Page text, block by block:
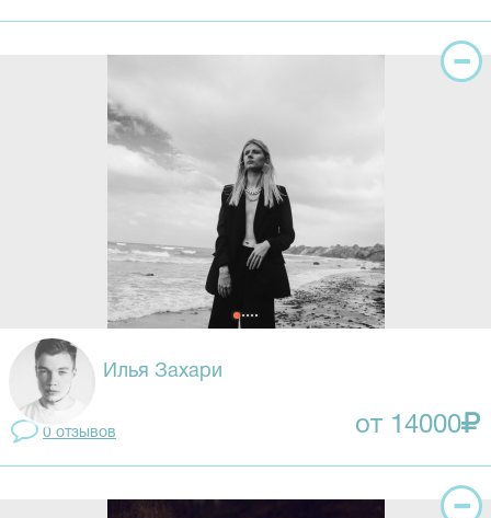
Илья Захари
0 отзывов от 14000